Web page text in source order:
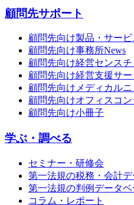
顧問先サポート
顧問先向け製品・サービ
顧問先向け事務所News
顧問先向け経営センスチ
顧問先向け経営支援サー
顧問先向けメディカルニ
顧問先向けオフィスコ
顧問先向け小冊子
学ぶ・調べる
セミナー・研修会
第一法規の税務・会計
第一法規の判例データベ
コラム・レポート